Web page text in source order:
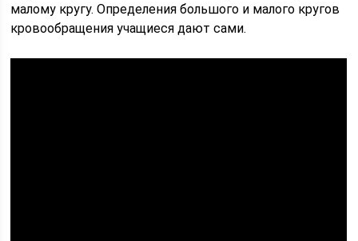
малому кругу. Определения большого и малого кругов
кровообращения учащиеся дают сами.